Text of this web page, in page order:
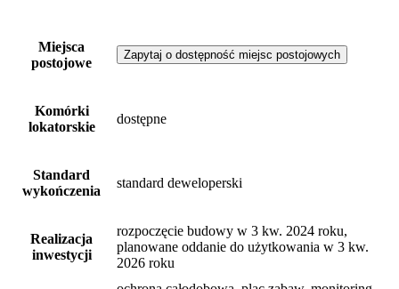
Miejsca
postojowe
Zapytaj o dostępność miejsc postojowych
Komórki
lokatorskie
dostępne
Standard
wykończenia
standard deweloperski
Realizacja
inwestycji
rozpoczęcie budowy w 3 kw. 2024 roku,
planowane oddanie do użytkowania w 3 kw.
2026 roku